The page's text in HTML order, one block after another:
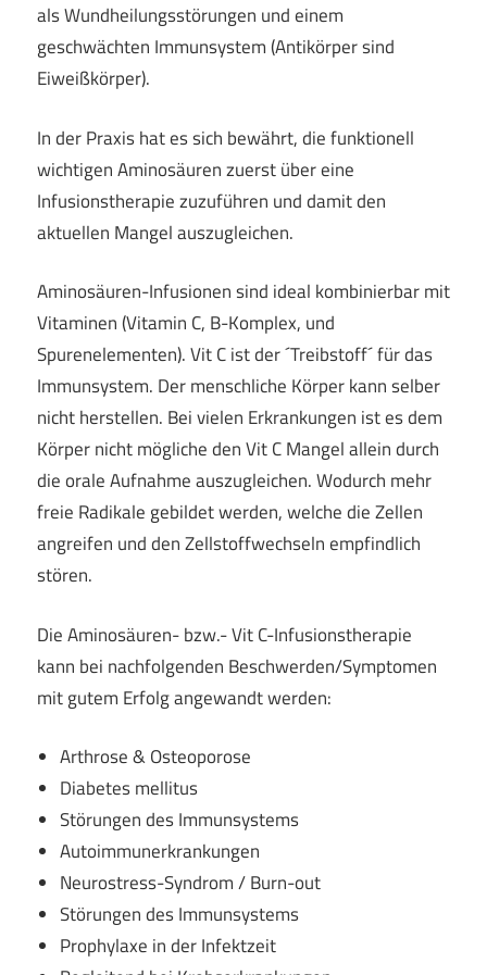
als Wundheilungsstörungen und einem
geschwächten Immunsystem (Antikörper sind
Eiweißkörper).
In der Praxis hat es sich bewährt, die funktionell
wichtigen Aminosäuren zuerst über eine
Infusionstherapie zuzuführen und damit den
aktuellen Mangel auszugleichen.
Aminosäuren-Infusionen sind ideal kombinierbar mit
Vitaminen (Vitamin C, B-Komplex, und
Spurenelementen). Vit C ist der ´Treibstoff´ für das
Immunsystem. Der menschliche Körper kann selber
nicht herstellen. Bei vielen Erkrankungen ist es dem
Körper nicht mögliche den Vit C Mangel allein durch
die orale Aufnahme auszugleichen. Wodurch mehr
freie Radikale gebildet werden, welche die Zellen
angreifen und den Zellstoffwechseln empfindlich
stören.
Die Aminosäuren- bzw.- Vit C-Infusionstherapie
kann bei nachfolgenden Beschwerden/Symptomen
mit gutem Erfolg angewandt werden:
Arthrose & Osteoporose
Diabetes mellitus
Störungen des Immunsystems
Autoimmunerkrankungen
Neurostress-Syndrom / Burn-out
Störungen des Immunsystems
Prophylaxe in der Infektzeit